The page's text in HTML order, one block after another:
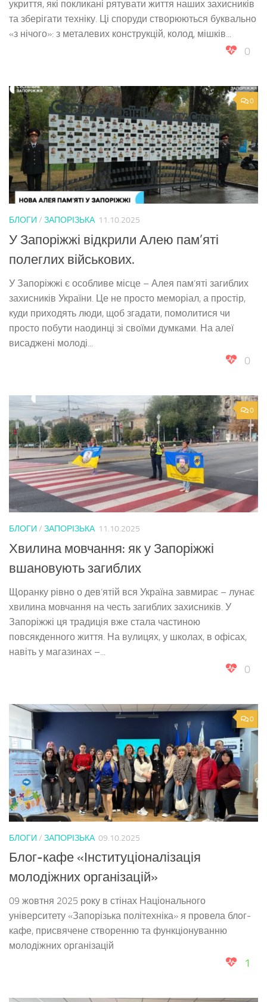
укриття, які покликані рятувати життя наших захисників
та зберігати техніку. Ці споруди створюються буквально
«з нічого»: з металевих конструкцій, колод, мішків...
0
0
БЛОГИ / ЗАПОРІЗЬКА 11.10.2025
У Запоріжжі відкрили Алею пам’яті
полеглих військових.
У Запоріжжі є особливе місце – Алея пам’яті загиблих
захисників України. Це не просто меморіал, а простір,
куди приходять люди, щоб згадати, помолитися чи
просто побути наодинці зі своїми думками. На алеї
висаджені молоді...
0
0
БЛОГИ / ЗАПОРІЗЬКА 11.10.2025
Хвилина мовчання: як у Запоріжжі
вшановують загиблих
Щоранку рівно о дев’ятій вся Україна завмирає – лунає
хвилина мовчання на честь загиблих захисників. У
Запоріжжі ця традиція вже стала частиною
повсякденного життя. На вулицях, у школах, в офісах,
навіть у магазинах –...
0
0
БЛОГИ / ЗАПОРІЗЬКА 09.10.2025
Блог-кафе «Інституціоналізація
молодіжних організацій»
09 жовтня 2025 року в стінах Національного
університету «Запорізька політехніка» я провела блог-
кафе, присвячене створенню та функціонуванню
молодіжних організацій
1